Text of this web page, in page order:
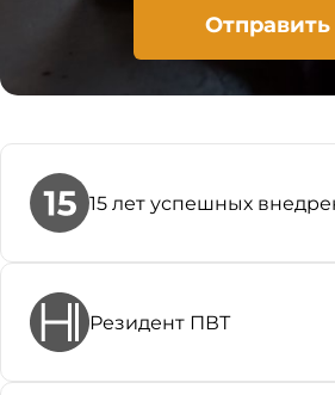
Отправить
15 лет успешных
Резидент ПВТ